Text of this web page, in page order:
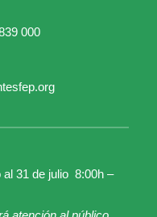
000
al 31 de julio 8:00h –